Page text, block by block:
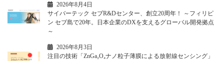
2026年8月4日
サイバーテック セブR&Dセンター、創立20周年！ ～フィリピ
ン セブ島で20年。日本企業のDXを支えるグローバル開発拠点
～
2026年8月3日
注目の技術「ZnGa₂O₄ナノ粒子薄膜による放射線センシング」